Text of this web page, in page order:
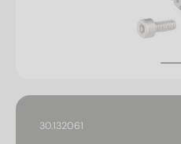
30.132061